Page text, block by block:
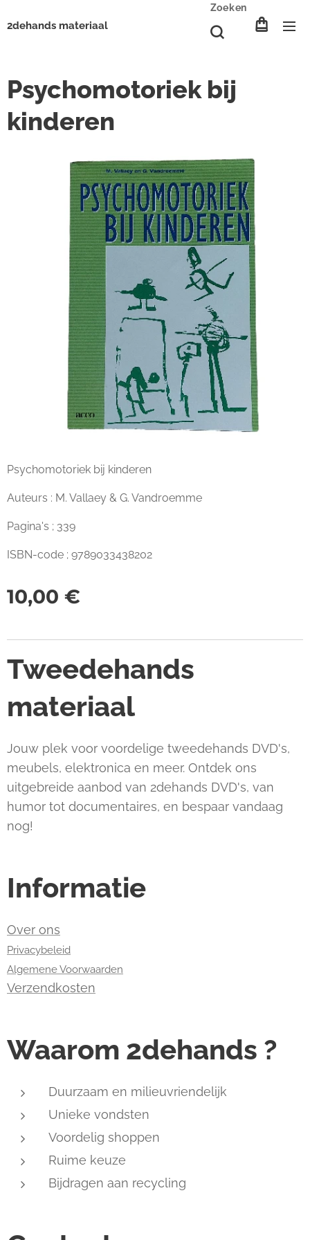
2dehands materiaal
Zoeken
Psychomotoriek bij
kinderen
Psychomotoriek bij kinderen
Auteurs : M. Vallaey & G. Vandroemme
Pagina's ; 339
ISBN-code ; 9789033438202
10,00 €
Tweedehands
materiaal
Jouw plek voor voordelige tweedehands DVD's,
meubels, elektronica en meer. Ontdek ons
uitgebreide aanbod van 2dehands DVD's, van
humor tot documentaires, en bespaar vandaag
nog!
Informatie
Over ons
Privacybeleid
Algemene Voorwaarden
Verzendkosten
Waarom 2dehands ?
Duurzaam en milieuvriendelijk
Unieke vondsten
Voordelig shoppen
Ruime keuze
Bijdragen aan recycling